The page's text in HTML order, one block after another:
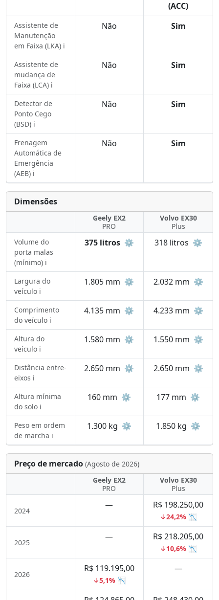
(ACC)
Assistente de
Manutenção
em Faixa (LKA) ℹ️
Não Sim
Assistente de
mudança de
Faixa (LCA) ℹ️
Não Sim
Detector de
Ponto Cego
(BSD) ℹ️
Não Sim
Frenagem
Automática de
Emergência
(AEB) ℹ️
Não Sim
Dimensões
Geely EX2
PRO
Volvo EX30
Plus
Volume do
porta malas
(mínimo) ℹ️
375 litros ⚙️ 318 litros ⚙️
Largura do
veículo ℹ️
1.805 mm ⚙️ 2.032 mm ⚙️
Comprimento
do veículo ℹ️
4.135 mm ⚙️ 4.233 mm ⚙️
Altura do
veículo ℹ️
1.580 mm ⚙️ 1.550 mm ⚙️
Distância entre-
eixos ℹ️
2.650 mm ⚙️ 2.650 mm ⚙️
Altura mínima
do solo ℹ️
160 mm ⚙️ 177 mm ⚙️
Peso em ordem
de marcha ℹ️
1.300 kg ⚙️ 1.850 kg ⚙️
Preço de mercado (Agosto de 2026)
Geely EX2
PRO
Volvo EX30
Plus
2024
— R$ 198.250,00
↓24,2% 📉
2025
— R$ 218.205,00
↓10,6% 📉
2026
R$ 119.195,00
↓5,1% 📉
—